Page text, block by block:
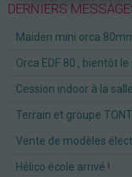
DERNIERS
Maiden mini orca
Orca EDF 80 , bientôt
Cession indoor à la
Terrain et groupe
Vente de modèles
Hélico école arrivé !